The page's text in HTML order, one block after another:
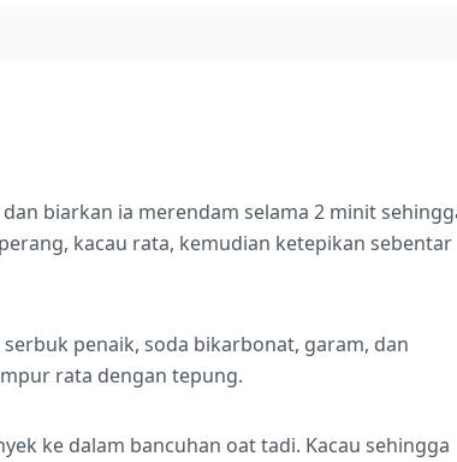
biarkan ia merendam selama 2 minit
kacau rata, kemudian ketepikan sebentar
penaik, soda bikarbonat, garam, dan
rata dengan tepung.
ke dalam bancuhan oat tadi. Kacau sehingga